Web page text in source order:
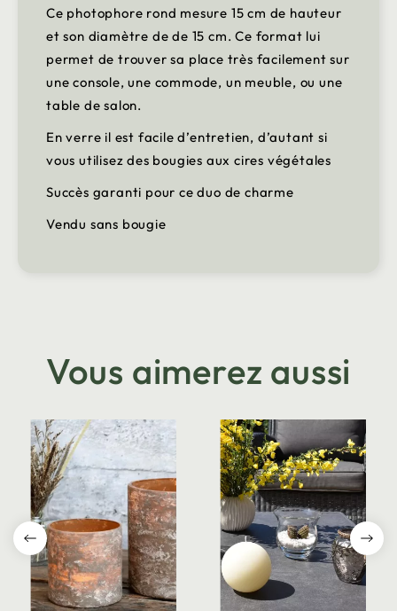
Ce photophore rond mesure 15 cm de hauteur
et son diamètre de de 15 cm. Ce format lui
permet de trouver sa place très facilement sur
une console, une commode, un meuble, ou une
table de salon.
En verre il est facile d’entretien, d’autant si
vous utilisez des bougies aux cires végétales
Succès garanti pour ce duo de charme
Vendu sans bougie
Vous aimerez aussi